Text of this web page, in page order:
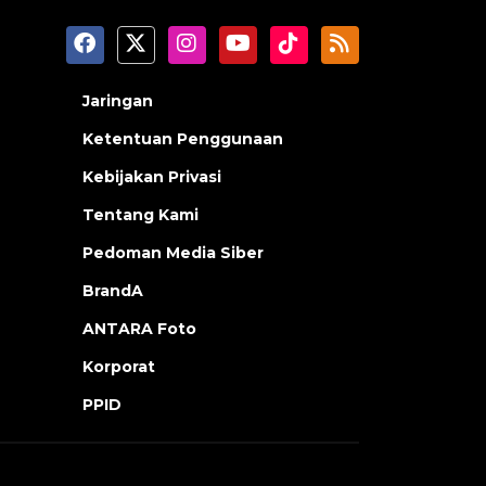
Jaringan
Ketentuan Penggunaan
Kebijakan Privasi
Tentang Kami
Pedoman Media Siber
BrandA
ANTARA Foto
Korporat
PPID